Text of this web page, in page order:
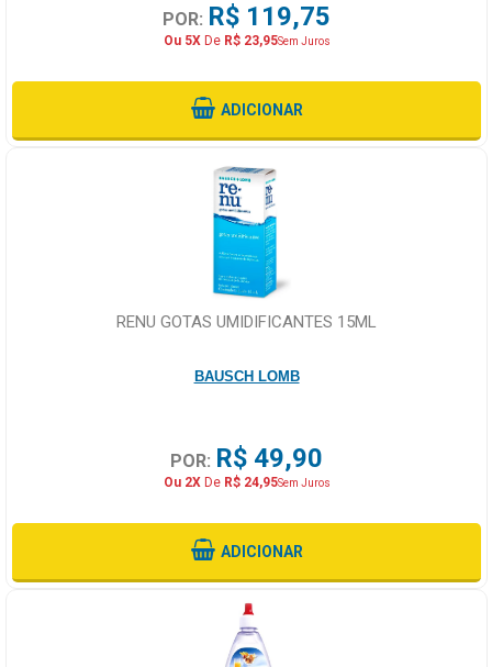
POR: R$ 119,75
Ou 5XDe R$ 23,95Sem Juros
ADICIONAR
RENU GOTAS UMIDIFICANTES 15ML
BAUSCH LOMB
POR: R$ 49,90
Ou 2XDe R$ 24,95Sem Juros
ADICIONAR